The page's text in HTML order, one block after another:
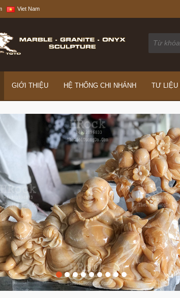
Viet Nam
GIỚI THIỆU HỆ THỐNG CHI NHÁNH TƯ LIỆU